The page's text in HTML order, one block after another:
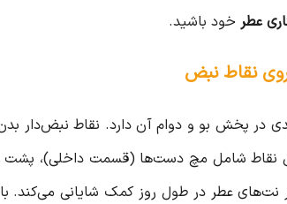
عطر خود باشید.
پخش بو و دوام آن دارد. نقاط نبض‌دار
این نقاط شامل مچ دست‌ها (قسمت داخلی)،
عطر در طول روز کمک شایانی می‌کند. با